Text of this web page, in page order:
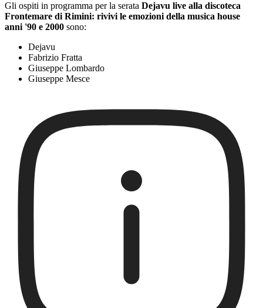
Gli ospiti in programma per la serata Dejavu live alla discoteca
Frontemare di Rimini: rivivi le emozioni della musica house
anni '90 e 2000 sono:
Dejavu
Fabrizio Fratta
Giuseppe Lombardo
Giuseppe Mesce